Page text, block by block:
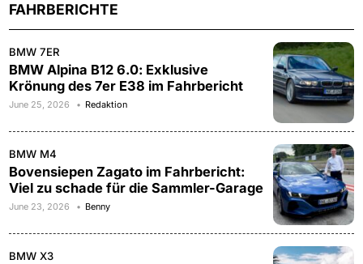
FAHRBERICHTE
BMW 7ER
BMW Alpina B12 6.0: Exklusive
Krönung des 7er E38 im Fahrbericht
June 25, 2026 Redaktion
BMW M4
Bovensiepen Zagato im Fahrbericht:
Viel zu schade für die Sammler-Garage
June 23, 2026 Benny
BMW X3